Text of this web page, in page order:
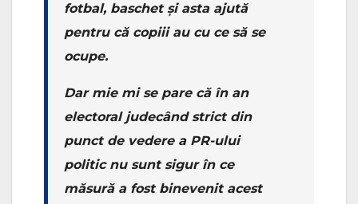
fotbal, baschet și asta ajută
pentru că copiii au cu ce să se
ocupe.
Dar mie mi se pare că în an
electoral judecând strict din
punct de vedere a PR-ului
politic nu sunt sigur în ce
măsură a fost binevenit acest